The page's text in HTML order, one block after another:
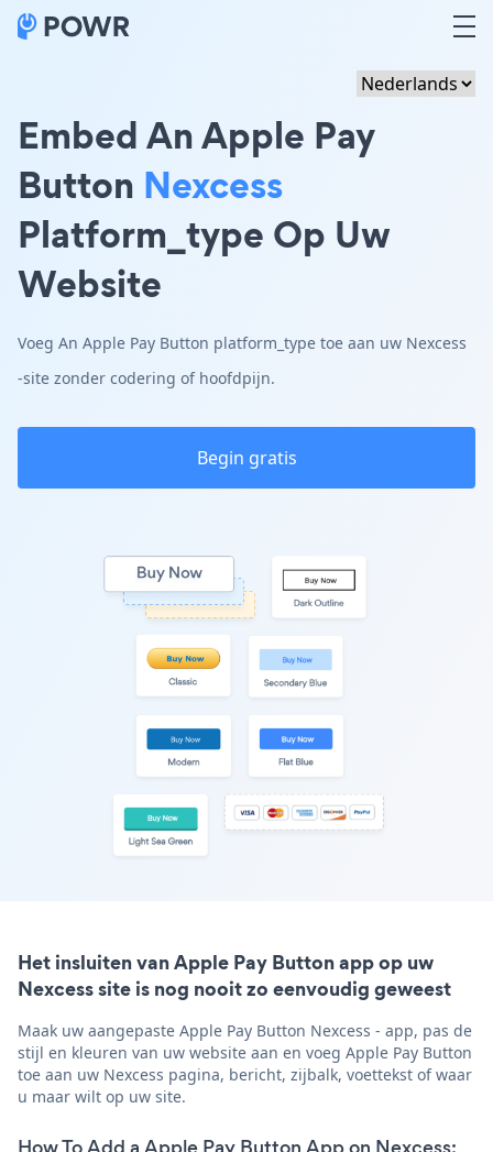
Embed An Apple Pay
Button Nexcess
Platform_type Op Uw
Website
Voeg An Apple Pay Button platform_type toe aan uw Nexcess
-site zonder codering of hoofdpijn.
Begin gratis
Het insluiten van Apple Pay Button app op uw
Nexcess site is nog nooit zo eenvoudig geweest
Maak uw aangepaste Apple Pay Button Nexcess - app, pas de
stijl en kleuren van uw website aan en voeg Apple Pay Button
toe aan uw Nexcess pagina, bericht, zijbalk, voettekst of waar
u maar wilt op uw site.